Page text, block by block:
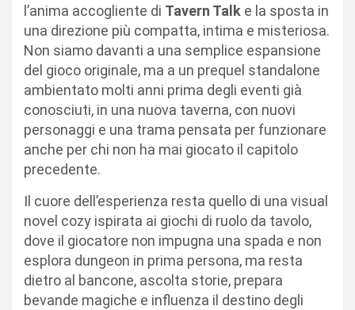
l’anima accogliente di Tavern Talk e la sposta in
una direzione più compatta, intima e misteriosa.
Non siamo davanti a una semplice espansione
del gioco originale, ma a un prequel standalone
ambientato molti anni prima degli eventi già
conosciuti, in una nuova taverna, con nuovi
personaggi e una trama pensata per funzionare
anche per chi non ha mai giocato il capitolo
precedente.
Il cuore dell’esperienza resta quello di una visual
novel cozy ispirata ai giochi di ruolo da tavolo,
dove il giocatore non impugna una spada e non
esplora dungeon in prima persona, ma resta
dietro al bancone, ascolta storie, prepara
bevande magiche e influenza il destino degli